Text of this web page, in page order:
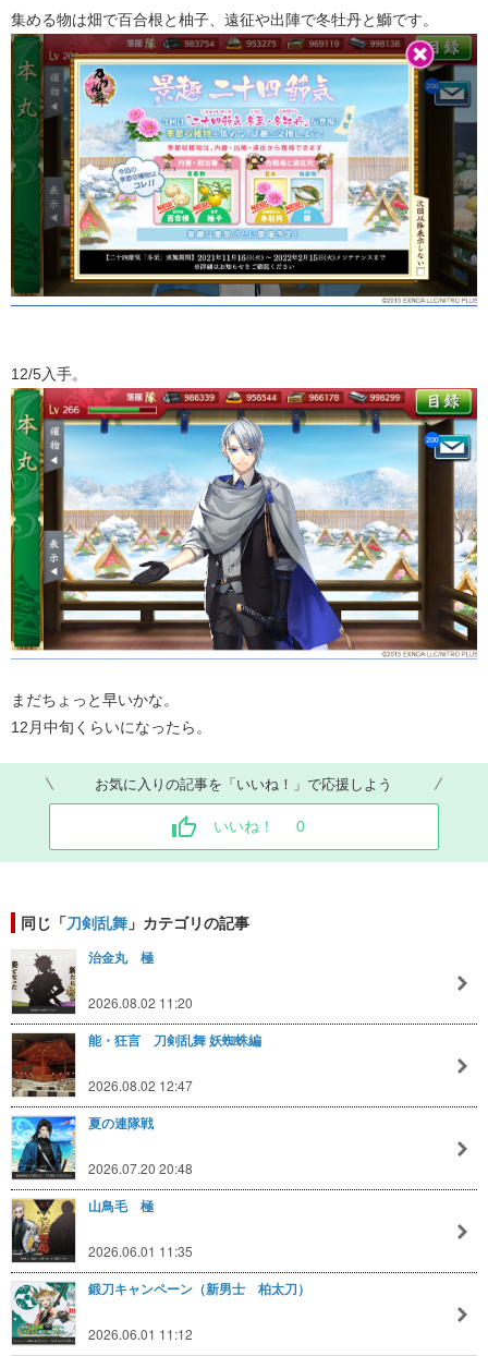
集める物は畑で百合根と柚子、遠征や出陣で冬牡丹と鰤です。
12/5入手。
まだちょっと早いかな。
12月中旬くらいになったら。
お気に入りの記事を「いいね！」で応援しよう
いいね！ 0
同じ「刀剣乱舞 」カテゴリの記事
治金丸 極
2026.08.02 11:20
能・狂言 刀剣乱舞 妖蜘蛛編
2026.08.02 12:47
夏の連隊戦
2026.07.20 20:48
山鳥毛 極
2026.06.01 11:35
鍛刀キャンペーン（新男士 柏太刀）
2026.06.01 11:12